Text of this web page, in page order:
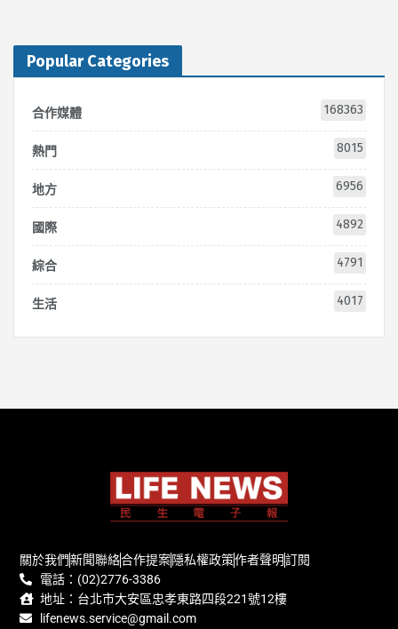
Popular Categories
合作媒體 168363
熱門 8015
地方 6956
國際 4892
綜合 4791
生活 4017
關於我們新聞聯絡合作提案隱私權政策作者聲明訂閱
電話：(02)2776-3386
地址：台北市大安區忠孝東路四段221號12樓
lifenews.service@gmail.com